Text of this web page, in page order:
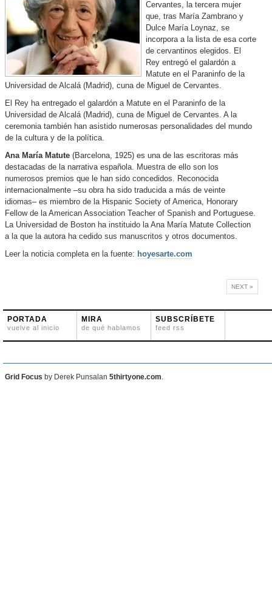
Cervantes, la tercera mujer
que, tras María Zambrano y
Dulce María Loynaz, se
incorpora a la lista de esa corte
de cervantinos elegidos. El
Rey entregó el galardón a
Matute en el Paraninfo de la
Universidad de Alcalá (Madrid), cuna de Miguel de Cervantes.
El Rey ha entregado el galardón a Matute en el Paraninfo de la
Universidad de Alcalá (Madrid), cuna de Miguel de Cervantes. A la
ceremonia también han asistido numerosas personalidades del mundo
de la cultura y de la política.
Ana María Matute (Barcelona, 1925) es una de las escritoras más
destacadas de la narrativa española. Muestra de ello son los
numerosos premios que le han sido concedidos. Reconocida
internacionalmente –su obra ha sido traducida a más de veinte
idiomas– es miembro de la Hispanic Society of America, Honorary
Fellow de la American Association Teacher of Spanish and Portuguese.
La Universidad de Boston ha instituido la Ana María Matute Collection
a la que la autora ha cedido sus manuscritos y otros documentos.
Leer la noticia completa en la fuente: hoyesarte.com
NEXT »
PORTADA
vuelve al inicio
MIRA
de qué hablamos
SUBSCRÍBETE
feed rss
Grid Focus by Derek Punsalan 5thirtyone.com.